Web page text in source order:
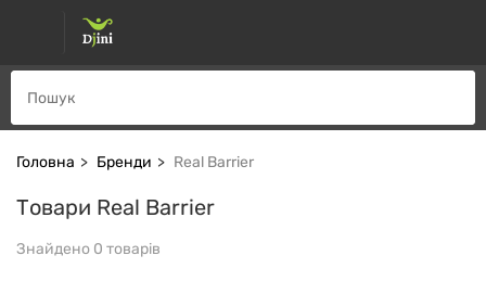
Головна Бренди Real Barrier
Товари Real Barrier
Знайдено 0 товарів